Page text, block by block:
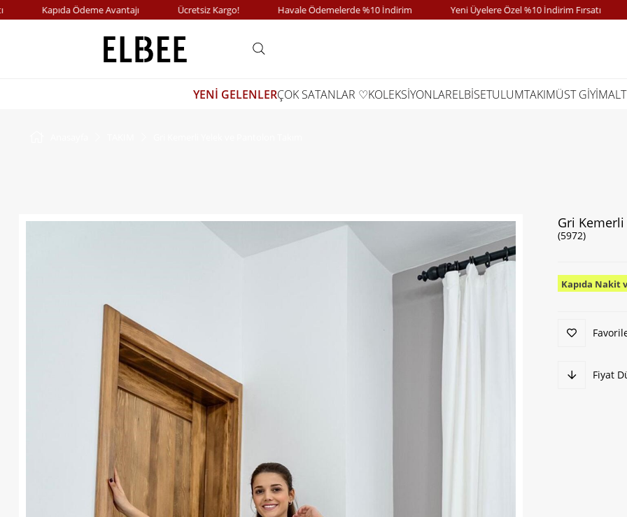
Kapıda Ödeme Avantajı Ücretsiz Kargo! Havale Ödemelerde %10 İndirim Yeni Üyelere Özel %10 İndirim Fırsatı
YENİ GELENLERÇOK SATANLAR ♡KOLEKSİYONLARELBİSETULUMTAKIMÜST GİYİM
Gri Kemerli
(5972)
Kapıda Nakit
Fiyat